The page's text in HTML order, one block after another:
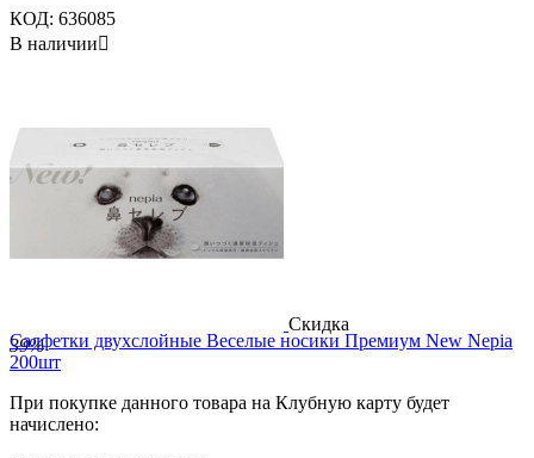
КОД: 636085
В наличии
Скидка
39%
Салфетки двухслойные Веселые носики Премиум New Nepia
200шт
При покупке данного товара на Клубную карту будет
начислено: